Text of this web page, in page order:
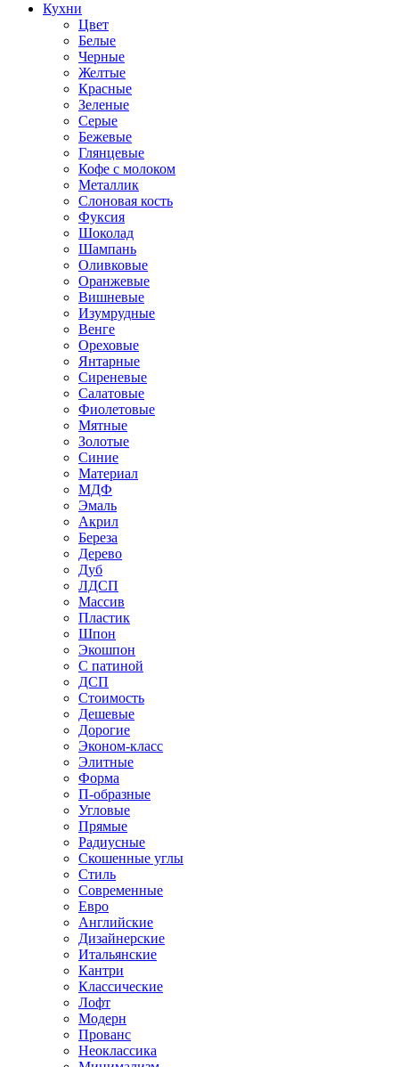
Кухни
Цвет
Белые
Черные
Желтые
Красные
Зеленые
Серые
Бежевые
Глянцевые
Кофе с молоком
Металлик
Слоновая кость
Фуксия
Шоколад
Шампань
Оливковые
Оранжевые
Вишневые
Изумрудные
Венге
Ореховые
Янтарные
Сиреневые
Салатовые
Фиолетовые
Мятные
Золотые
Синие
Материал
МДФ
Эмаль
Акрил
Береза
Дерево
Дуб
ЛДСП
Массив
Пластик
Шпон
Экошпон
С патиной
ДСП
Стоимость
Дешевые
Дорогие
Эконом-класс
Элитные
Форма
П-образные
Угловые
Прямые
Радиусные
Скошенные углы
Стиль
Современные
Евро
Английские
Дизайнерские
Итальянские
Кантри
Классические
Лофт
Модерн
Прованс
Неоклассика